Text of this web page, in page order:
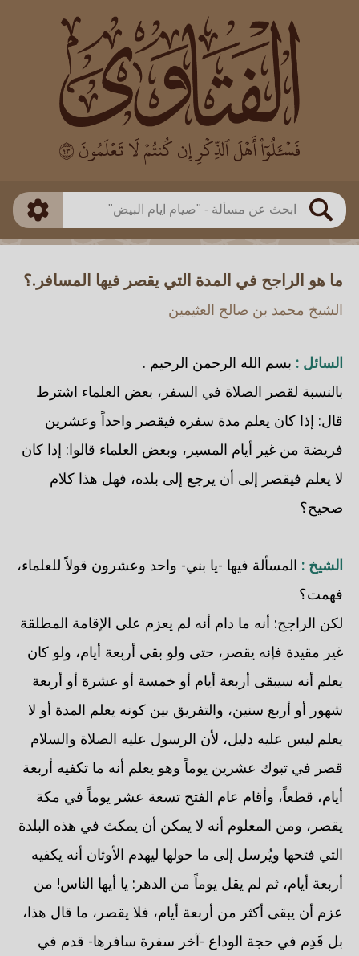
بحث
العالم
بن باز
بن العثيمين
اللجنة الدائمة
طريقة البحث
ذكي
ما هو الراجح في المدة التي يقصر فيها المسافر.؟
الشيخ محمد بن صالح العثيمين
السائل : بسم الله الرحمن الرحيم .
بالنسبة لقصر الصلاة في السفر، بعض العلماء اشترط
قال: إذا كان يعلم مدة سفره فيقصر واحداً وعشرين
فريضة من غير أيام المسير، وبعض العلماء قالوا: إذا كان
لا يعلم فيقصر إلى أن يرجع إلى بلده، فهل هذا كلام
صحيح؟
الشيخ : المسألة فيها -يا بني- واحد وعشرون قولاً للعلماء،
فهمت؟
لكن الراجح: أنه ما دام أنه لم يعزم على الإقامة المطلقة
غير مقيدة فإنه يقصر، حتى ولو بقي أربعة أيام، ولو كان
يعلم أنه سيبقى أربعة أيام أو خمسة أو عشرة أو أربعة
شهور أو أربع سنين، والتفريق بين كونه يعلم المدة أو لا
يعلم ليس عليه دليل، لأن الرسول عليه الصلاة والسلام
قصر في تبوك عشرين يوماً وهو يعلم أنه ما تكفيه أربعة
أيام، قطعاً، وأقام عام الفتح تسعة عشر يوماً في مكة
يقصر، ومن المعلوم أنه لا يمكن أن يمكث في هذه البلدة
التي فتحها ويُرسل إلى ما حولها ليهدم الأوثان أنه يكفيه
أربعة أيام، ثم لم يقل يوماً من الدهر: يا أيها الناس! من
عزم أن يبقى أكثر من أربعة أيام، فلا يقصر، ما قال هذا،
بل قَدِم في حجة الوداع -آخر سفرة سافرها- قدم في